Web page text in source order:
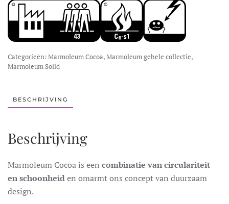
Categorieën: Marmoleum Cocoa,Marmoleum gehele collectie,
Marmoleum Solid
BESCHRIJVING
Beschrijving
Marmoleum Cocoa is een combinatie van circulariteit
en schoonheiden omarmt ons concept van duurzaam
design.